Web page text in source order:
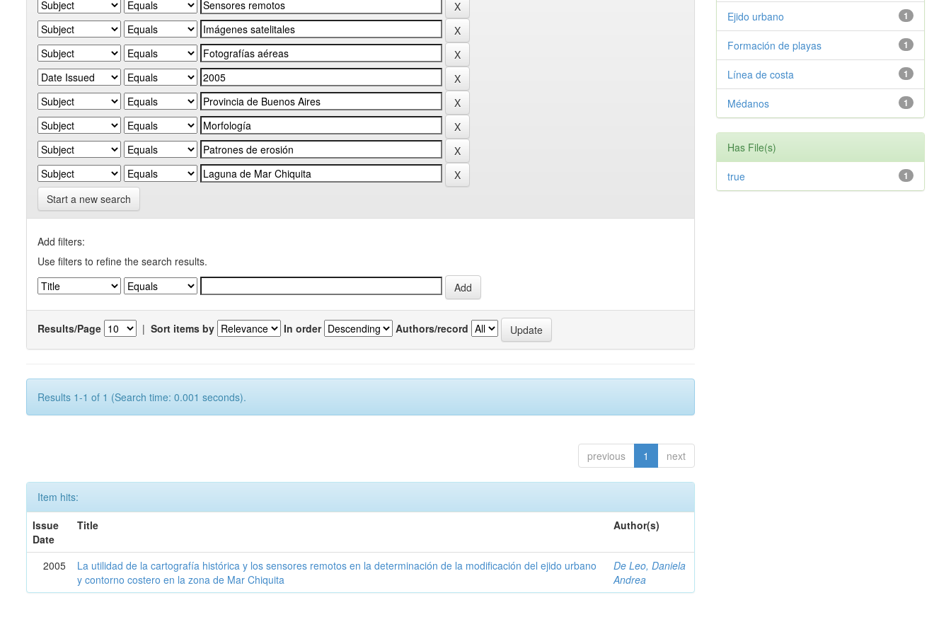
Start a new search
Add filters:
Use filters to refine the search results.
Results/Page | Sort items by In order Authors/record
Results 1-1 of 1 (Search time: 0.001 seconds).
previous 1 next
Item hits:
Issue
Date
Title Author(s)
2005
La utilidad de la cartografía histórica y los sensores remotos en la determinación de la modificación del ejido urbano
y contorno costero en la zona de Mar Chiquita
De Leo, Daniela
Andrea
1
Ejido urbano
1
Formación de playas
1
Línea de costa
1
Médanos
Has File(s)
1
true